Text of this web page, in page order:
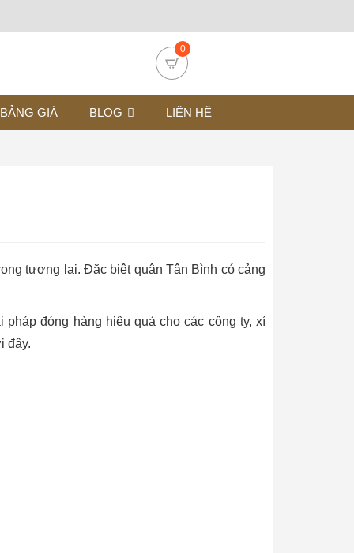
0
BẢNG GIÁ BLOG LIÊN HỆ
tương lai. Đặc biệt quận Tân Bình có cảng
đóng hàng hiệu quả cho các công ty, xí
đây.